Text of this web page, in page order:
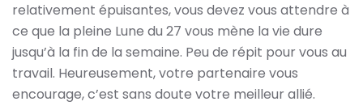
relativement épuisantes, vous devez vous attendre à
ce que la pleine Lune du 27 vous mène la vie dure
jusqu’à la fin de la semaine. Peu de répit pour vous au
travail. Heureusement, votre partenaire vous
encourage, c’est sans doute votre meilleur allié.